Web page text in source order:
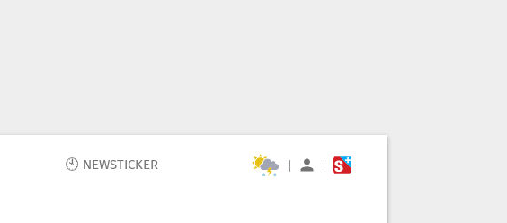
🕙 NEWSTICKER | |